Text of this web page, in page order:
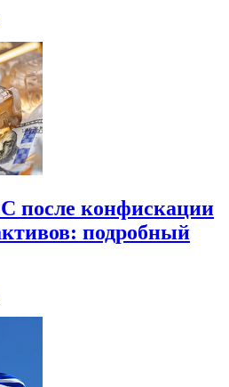
после конфискации
подробный